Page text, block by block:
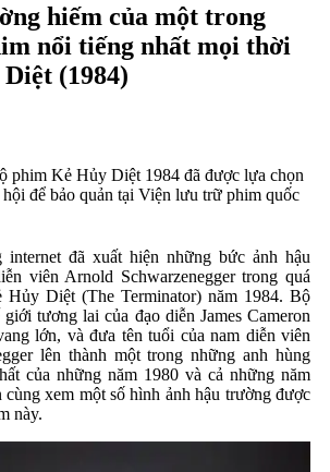
hiếm của một trong
nổi tiếng nhất mọi thời
(1984)
phim Kẻ Hủy Diệt 1984 đã được lựa chọn
để bảo quản tại Viện lưu trữ phim quốc
internet đã xuất hiện những bức ảnh hậu
viên Arnold Schwarzenegger trong quá
Hủy Diệt (The Terminator) năm 1984. Bộ
tương lai của đạo diễn James Cameron
lớn, và đưa tên tuổi của nam diễn viên
lên thành một trong những anh hùng
của những năm 1980 và cả những năm
cùng xem một số hình ảnh hậu trường được
này.